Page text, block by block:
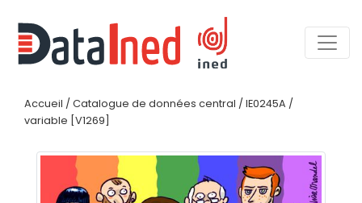
Accueil / Catalogue de données central / IE0245A /
variable [V1269]